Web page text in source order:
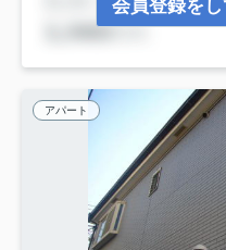
会員登録を
アパート